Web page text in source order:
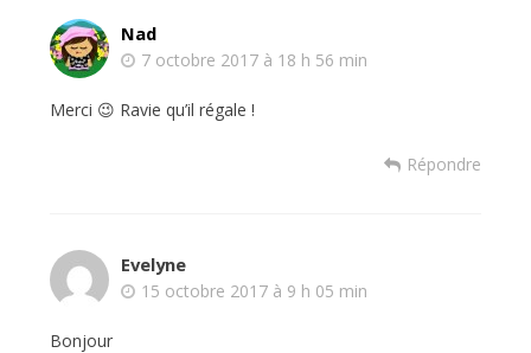
Nad
7 octobre 2017 à 18 h 56 min
Merci 😉 Ravie qu’il régale !
Répondre
Evelyne
15 octobre 2017 à 9 h 05 min
Bonjour